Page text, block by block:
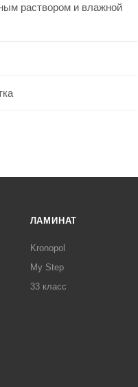
раствором и влажной
ЛАМИНАТ
Kronopol
My Step
33 класс